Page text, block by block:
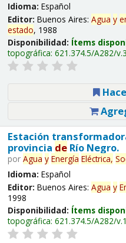
Idioma: Español
Editor: Buenos Aires: Agua y
estado, 1988
Disponibilidad: Ítems
topográfica: 621.374.5/A282/v.3
Estación
provincia deRío Negro.
por Agua y Energía Eléctrica,
Idioma: Español
Editor: Buenos Aires: Agua y
1998
Disponibilidad: Ítems
topográfica: 621.374.5/A282/